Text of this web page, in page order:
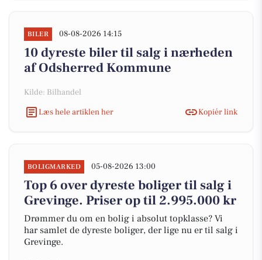
BILER 08-08-2026 14:15
10 dyreste biler til salg i nærheden
af Odsherred Kommune
Kilde: Bilhandel
Læs hele artiklen her
Kopiér link
BOLIGMARKED 05-08-2026 13:00
Top 6 over dyreste boliger til salg i
Grevinge. Priser op til 2.995.000 kr
Drømmer du om en bolig i absolut topklasse? Vi
har samlet de dyreste boliger, der lige nu er til salg i
Grevinge.